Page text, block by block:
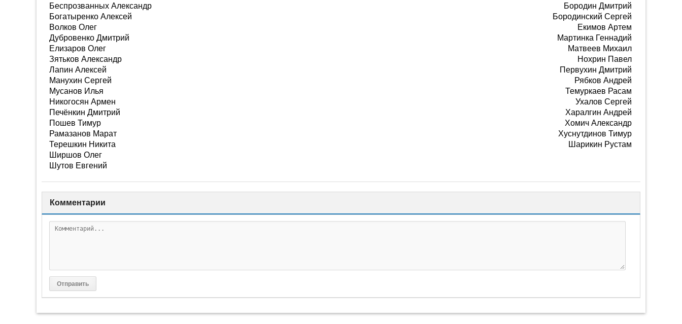
Беспрозванных Александр
Богатыренко Алексей
Волков Олег
Дубровенко Дмитрий
Елизаров Олег
Зятьков Александр
Лапин Алексей
Манухин Сергей
Мусанов Илья
Никогосян Армен
Печёнкин Дмитрий
Пошев Тимур
Рамазанов Марат
Терешкин Никита
Ширшов Олег
Шутов Евгений
Бородин Дмитрий
Бородинский Сергей
Екимов Артем
Мартинка Геннадий
Матвеев Михаил
Нохрин Павел
Первухин Дмитрий
Рябков Андрей
Темуркаев Расам
Ухалов Сергей
Харалгин Андрей
Хомич Александр
Хуснутдинов Тимур
Шарикин Рустам
Комментарии